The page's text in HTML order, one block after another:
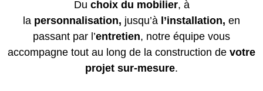
Du choix du mobilier, à
la personnalisation, jusqu’à l’installation, en
passant par l’entretien, notre équipe vous
accompagne tout au long de la construction de votre
projet sur-mesure.